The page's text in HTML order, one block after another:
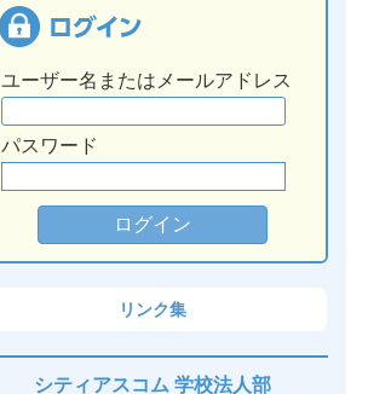
ユーザー名またはメールアドレス
パスワード
リンク集
シティアスコム 学校法人部